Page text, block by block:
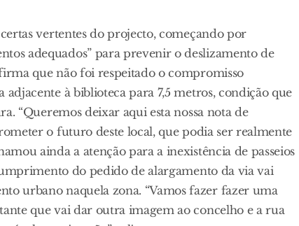
vertentes do projecto, começando por
adequados” para prevenir o deslizamento de
que não foi respeitado o compromisso
à biblioteca para 7,5 metros, condição que
“Queremos deixar aqui esta nossa nota de
o futuro deste local, que podia ser realmente
ainda a atenção para a inexistência de passeios
do pedido de alargamento da via vai
urbano naquela zona. “Vamos fazer fazer uma
que vai dar outra imagem ao concelho e a rua